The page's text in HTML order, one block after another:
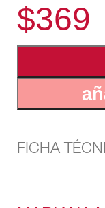
de los
pasando.
salidas
sistema actual
endeudados por
desempleo
entre las
$369
FICHA